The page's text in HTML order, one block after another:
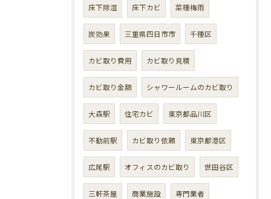
床下除湿 床下カビ 菜種梅雨
炭効果 三重県四日市市 千種区
カビ取り費用 カビ取り見積
カビ取り金額 シャワールームのカビ取り
大森駅 住宅カビ 東京都品川区
不動前駅 カビ取り依頼 東京都港区
広尾駅 オフィスのカビ取り 世田谷区
三軒茶屋 商業施設 専門業者